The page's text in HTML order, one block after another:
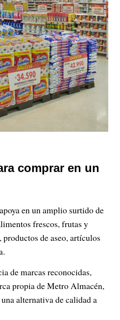
comprar en un
en un amplio surtido de
frescos, frutas y
productos de aseo, artículos
de marcas reconocidas,
propia de Metro Almacén,
alternativa de calidad a